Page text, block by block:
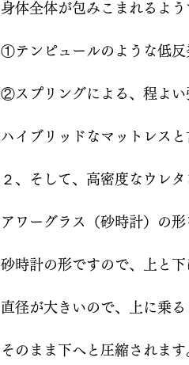
身体全体が包みこまれるよう
①テンピュールのような低反
②スプリングによる、程よい
ハイブリッドなマットレスと
２、そして、高密度なウレ
アワーグラス（砂時計）の
砂時計の形ですので、上と
直径が大きいので、上に乗
そのまま下へと圧縮されます